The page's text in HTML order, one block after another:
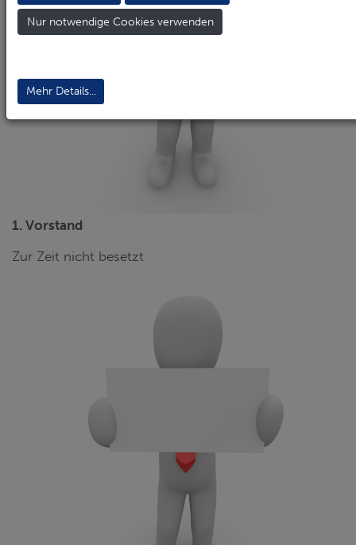
1. Vorstand
Zur Zeit nicht besetzt
Nur notwendige Cookies verwenden
Mehr Details...